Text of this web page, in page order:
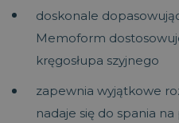
doskonale
Memoform
kręgosłupa szyjnego
zapewnia wyjątkowe
nadaje się do spania